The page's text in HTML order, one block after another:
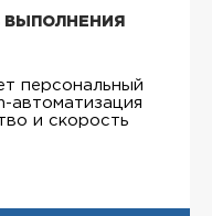
ВЫПОЛНЕНИЯ
персональный
автоматизация
и скорость